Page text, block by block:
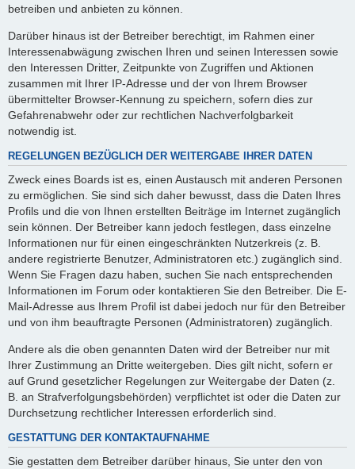
betreiben und anbieten zu können.
Darüber hinaus ist der Betreiber berechtigt, im Rahmen einer
Interessenabwägung zwischen Ihren und seinen Interessen sowie
den Interessen Dritter, Zeitpunkte von Zugriffen und Aktionen
zusammen mit Ihrer IP-Adresse und der von Ihrem Browser
übermittelter Browser-Kennung zu speichern, sofern dies zur
Gefahrenabwehr oder zur rechtlichen Nachverfolgbarkeit
notwendig ist.
REGELUNGEN BEZÜGLICH DER WEITERGABE IHRER DATEN
Zweck eines Boards ist es, einen Austausch mit anderen Personen
zu ermöglichen. Sie sind sich daher bewusst, dass die Daten Ihres
Profils und die von Ihnen erstellten Beiträge im Internet zugänglich
sein können. Der Betreiber kann jedoch festlegen, dass einzelne
Informationen nur für einen eingeschränkten Nutzerkreis (z. B.
andere registrierte Benutzer, Administratoren etc.) zugänglich sind.
Wenn Sie Fragen dazu haben, suchen Sie nach entsprechenden
Informationen im Forum oder kontaktieren Sie den Betreiber. Die E-
Mail-Adresse aus Ihrem Profil ist dabei jedoch nur für den Betreiber
und von ihm beauftragte Personen (Administratoren) zugänglich.
Andere als die oben genannten Daten wird der Betreiber nur mit
Ihrer Zustimmung an Dritte weitergeben. Dies gilt nicht, sofern er
auf Grund gesetzlicher Regelungen zur Weitergabe der Daten (z.
B. an Strafverfolgungsbehörden) verpflichtet ist oder die Daten zur
Durchsetzung rechtlicher Interessen erforderlich sind.
GESTATTUNG DER KONTAKTAUFNAHME
Sie gestatten dem Betreiber darüber hinaus, Sie unter den von